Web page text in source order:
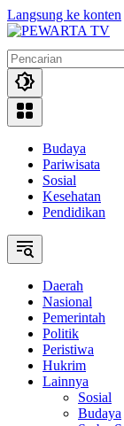
Langsung ke konten
Budaya
Pariwisata
Sosial
Kesehatan
Pendidikan
Daerah
Nasional
Pemerintah
Politik
Peristiwa
Hukrim
Lainnya
Sosial
Budaya